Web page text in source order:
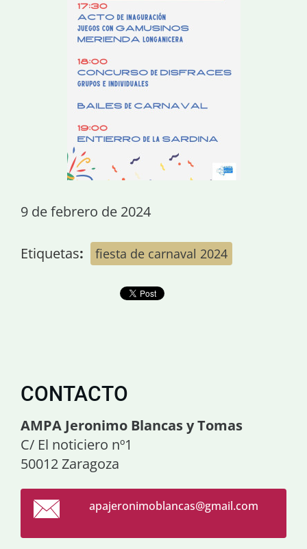
9 de febrero de 2024
Etiquetas: fiesta de carnaval 2024
CONTACTO
AMPA Jeronimo Blancas y Tomas
C/ El noticiero nº1
50012 Zaragoza
apajeronimoblancas@gmail.com